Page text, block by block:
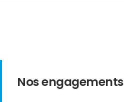
Nos engagements